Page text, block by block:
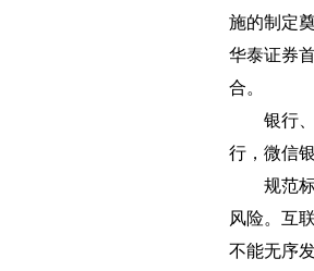
施的制定
华泰证券
合。
银行、
行，微信
规范标
风险。互
不能无序